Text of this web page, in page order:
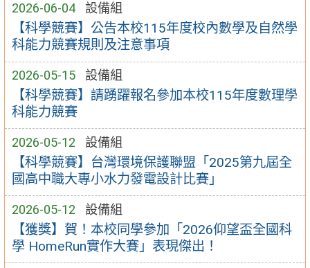
2026-06-04 設備組
【科學競賽】公告本校115年度校內數學及自然學
科能力競賽規則及注意事項
2026-05-15 設備組
【科學競賽】請踴躍報名參加本校115年度數理學
科能力競賽
2026-05-12 設備組
【科學競賽】台灣環境保護聯盟「2025第九屆全
國高中職大專小水力發電設計比賽」
2026-05-12 設備組
【獲獎】賀！本校同學參加「2026仰望盃全國科
學 HomeRun實作大賽」表現傑出！